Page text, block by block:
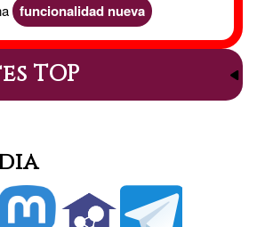
funcionalidad nueva
TOP